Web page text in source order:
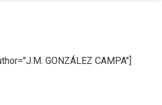
GONZÁLEZ CAMPA"]